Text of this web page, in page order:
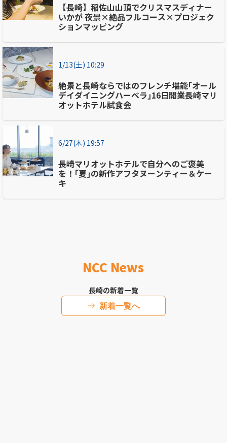
【長崎】稲佐山山頂でクリスマスディナー
いかが 夜景×絶品フルコース×プロジェク
ションマッピング
1/13(土) 10:29
絶景と長崎ならではのフレンチ堪能｢オール
デイダイニングハーベラ｣16日開業長崎マリ
オットホテル試食会
6/27(木) 19:57
長崎マリオットホテルで自分へのご褒美
を！｢夏｣の新作アフタヌーンティー＆ケー
キ
NCC News
長崎の新着一覧
新着一覧へ